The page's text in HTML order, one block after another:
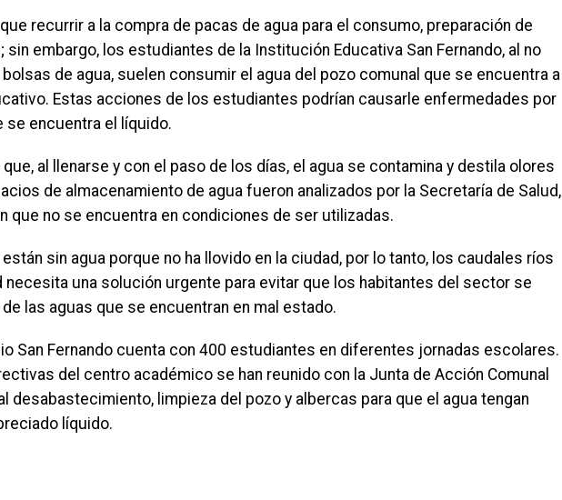
recurrir a la compra de pacas de agua para el consumo, preparación de
sin embargo, los estudiantes de la Institución Educativa San Fernando, al no
de agua, suelen consumir el agua del pozo comunal que se encuentra a
Estas acciones de los estudiantes podrían causarle enfermedades por
se encuentra el líquido.
que, al llenarse y con el paso de los días, el agua se contamina y destila olores
de almacenamiento de agua fueron analizados por la Secretaría de Salud,
que no se encuentra en condiciones de ser utilizadas.
sin agua porque no ha llovido en la ciudad, por lo tanto, los caudales ríos
necesita una solución urgente para evitar que los habitantes del sector se
las aguas que se encuentran en mal estado.
San Fernando cuenta con 400 estudiantes en diferentes jornadas escolares.
del centro académico se han reunido con la Junta de Acción Comunal
desabastecimiento, limpieza del pozo y albercas para que el agua tengan
líquido.